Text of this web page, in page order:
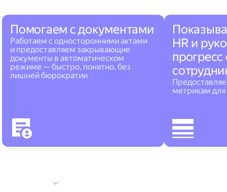
Помогаем с документами
Работаем с односторонними актами
и предоставляем закрывающие
документы в автоматическом
режиме — быстро, понятно, без
лишней бюрократии
HR и
метрикам